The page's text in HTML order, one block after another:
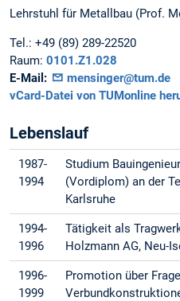
Lehrstuhl für Metallbau (Prof.
Tel.: +49 (89) 289-22520
Raum: 0101.Z1.028
E-Mail:
mensinger@tum.de
vCard-Datei von TUMonline
Lebenslauf
1987-
1994
Studium
(Vordiplom) an der
Karlsruhe
1994-
1996
Tätigkeit als
Holzmann AG, Neu-
1996-
1999
Promotion über